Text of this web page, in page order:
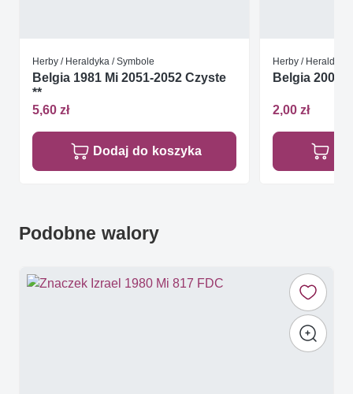
Herby / Heraldyka / Symbole
Belgia 1981 Mi 2051-2052 Czyste
**
5,60 zł
Dodaj do koszyka
Herby / Heraldyka
Belgia 2005
2,00 zł
Podobne walory